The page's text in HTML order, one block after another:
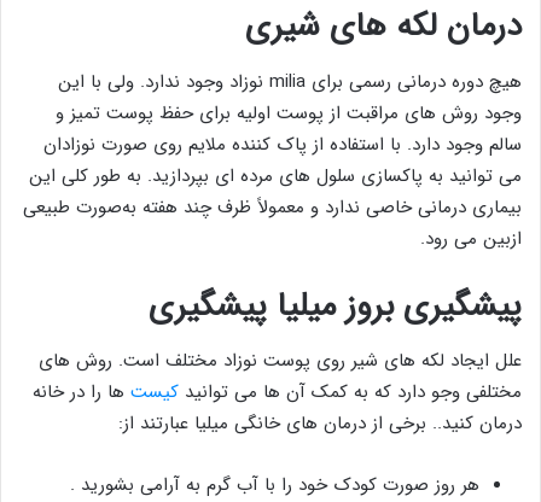
درمان لکه های شیری
هیچ دوره درمانی رسمی برای milia نوزاد وجود ندارد. ولی با این
وجود روش های مراقبت از پوست اولیه برای حفظ پوست تمیز و
سالم وجود دارد. با استفاده از پاک کننده ملایم روی صورت نوزادان
می توانید به پاکسازی سلول های مرده ای بپردازید. به طور کلی این
بیماری درمانی خاصی ندارد و معمولاً ظرف چند هفته به‌صورت طبیعی
ازبین می رود.
پیشگیری بروز میلیا پیشگیری
علل ایجاد لکه های شیر روی پوست نوزاد مختلف است. روش های
مختلفی وجو دارد که به کمک آن ها می توانید کیست ها را در خانه
درمان کنید.. برخی از درمان های خانگی میلیا عبارتند از:
هر روز صورت کودک خود را با آب گرم به آرامی بشورید .